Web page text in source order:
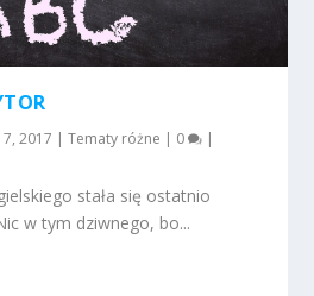
7, 2017 |Tematy różne | 0 |
stała się ostatnio
w tym dziwnego, bo...